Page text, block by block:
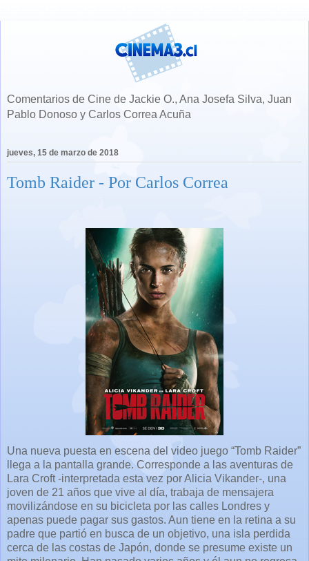
Comentarios de Cine de Jackie O., Ana Josefa Silva, Juan
Pablo Donoso y Carlos Correa Acuña
jueves, 15 de marzo de 2018
Tomb Raider - Por Carlos Correa
Una nueva puesta en escena del video juego “Tomb Raider”
llega a la pantalla grande. Corresponde a las aventuras de
Lara Croft -interpretada esta vez por Alicia Vikander-, una
joven de 21 años que vive al día, trabaja de mensajera
movilizándose en su bicicleta por las calles Londres y
apenas puede pagar sus gastos. Aun tiene en la retina a su
padre que partió en busca de un objetivo, una isla perdida
cerca de las costas de Japón, donde se presume existe un